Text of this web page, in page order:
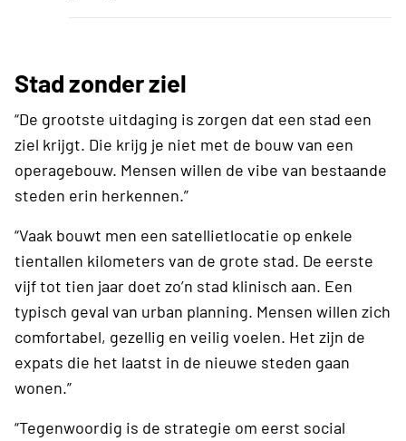
Stad zonder ziel
“De grootste uitdaging is zorgen dat een stad een
ziel krijgt. Die krijg je niet met de bouw van een
operagebouw. Mensen willen de vibe van bestaande
steden erin herkennen.”
“Vaak bouwt men een satellietlocatie op enkele
tientallen kilometers van de grote stad. De eerste
vijf tot tien jaar doet zo’n stad klinisch aan. Een
typisch geval van urban planning. Mensen willen zich
comfortabel, gezellig en veilig voelen. Het zijn de
expats die het laatst in de nieuwe steden gaan
wonen.”
“Tegenwoordig is de strategie om eerst social